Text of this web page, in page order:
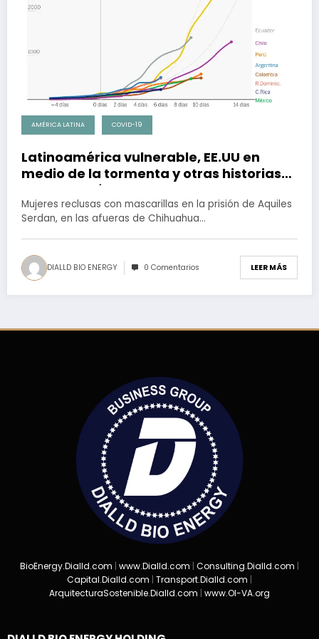
AMÉRICA LATINA COVID-19
Latinoamérica vulnerable, EE.UU en
medio de la tormenta y otras historias
de economía de la semana
Mujeres reclusas con mascarillas en la prisión de Aquiles
Serdan, en las afueras de Chihuahua…
DIALLD BIO ENERGY 0 Comentarios LEER MÁS
BioEnergy.Dialld.com www.Dialld.com Consulting.Dialld.com
Capital.Dialld.com Transport.Dialld.com
ArquitecturaSostenible.Dialld.com www.OI-VA.org